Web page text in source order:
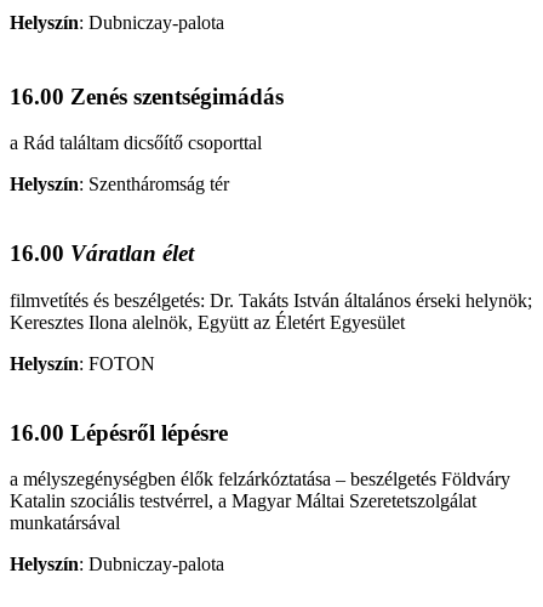
Helyszín: Dubniczay-palota
16.00 Zenés szentségimádás
a Rád találtam dicsőítő csoporttal
Helyszín: Szentháromság tér
16.00 Váratlan élet
filmvetítés és beszélgetés: Dr. Takáts István általános érseki helynök;
Keresztes Ilona alelnök, Együtt az Életért Egyesület
Helyszín: FOTON
16.00 Lépésről lépésre
a mélyszegénységben élők felzárkóztatása – beszélgetés Földváry
Katalin szociális testvérrel, a Magyar Máltai Szeretetszolgálat
munkatársával
Helyszín: Dubniczay-palota